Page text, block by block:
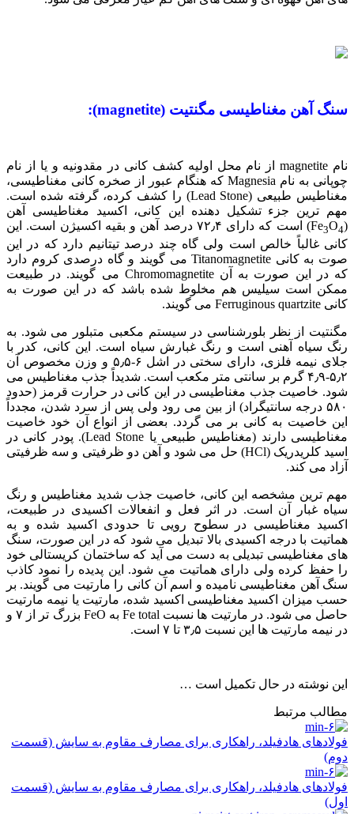
سنگ آهن مغناطیسی مگنتیت (magnetite):
نام magnetite از نام محل اولیه کشف کانی در مقدونیه و یا از نام
چوپانی به نام Magnesia که هنگام عبور از صخره کانی مغناطیسی،
مغناطیس طبیعی (Lead Stone) را کشف کرده، گرفته شده است.
مهم ترین جزء تشکیل دهنده این کانی، اکسید مغناطیسی آهن
(Fe
3O4
) است که دارای ۷۲٫۴ درصد آهن و بقیه اکسیژن است. این
کانی غالباً خالص است ولی گاه چند درصد تیتانیم دارد که در این
صوت به کانی Titanomagnetite می گویند و گاه درصدی کروم دارد
که در این صورت به آن Chromomagnetite می گویند. در طبیعت
ممکن است سیلیس هم مخلوط شده باشد که در این صورت به
کانی Ferruginous quartzite می گویند.
مگنتیت از نظر بلورشناسی در سیستم مکعبی متبلور می شود. به
رنگ سیاه آهنی است و رنگ غبارش سیاه است. این کانی، کدر با
جلای نیمه فلزی، دارای سختی در اشل ۶-۵٫۵ و وزن مخصوص آن
۵٫۲-۴٫۹ گرم بر سانتی متر مکعب است. شدیداً جذب مغناطیس می
شود. خاصیت جذب مغناطیسی در این کانی در حرارت قرمز (حدود
۵۸۰ درجه سانتیگراد) از بین می رود ولی پس از سرد شدن، مجدداً
این خاصیت به کانی بر می گردد. بعضی از انواع آن خود خاصیت
مغناطیسی دارند (مغناطیس طبیعی یا Lead Stone). پودر کانی در
اسید کلریدریک (HCl) حل می شود و آهن دو ظرفیتی و سه ظرفیتی
آزاد می کند.
مهم ترین مشخصه این کانی، خاصیت جذب شدید مغناطیس و رنگ
سیاه غبار آن است. در اثر فعل و انفعالات اکسیدی در طبیعت،
اکسید مغناطیسی در سطوح رویی تا حدودی اکسید شده و به
هماتیت با درجه اکسیدی بالا تبدیل می شود که در این صورت، سنگ
های مغناطیسی تبدیلی به دست می آید که ساختمان کریستالی خود
را حفظ کرده ولی دارای هماتیت می شود. این پدیده را نمود کاذب
سنگ آهن مغناطیسی نامیده و اسم آن کانی را مارتیت می گویند. بر
حسب میزان اکسید مغناطیسی اکسید شده، مارتیت یا نیمه مارتیت
حاصل می شود. در مارتیت ها نسبت Fe total به FeO بزرگ تر از ۷ و
در نیمه مارتیت ها این نسبت ۳٫۵ تا ۷ است.
این نوشته در حال تکمیل است …
مطالب مرتبط
فولادهای هادفیلد، راهکاری برای مصارف مقاوم به سایش (قسمت
دوم)
فولادهای هادفیلد، راهکاری برای مصارف مقاوم به سایش (قسمت
اول)